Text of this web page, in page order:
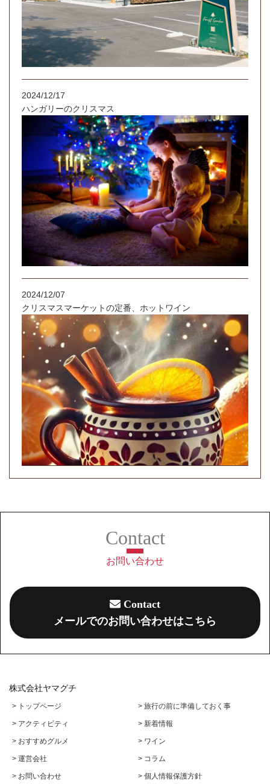
2024/12/17
ハンガリーのクリスマス
2024/12/07
クリスマスマーケットの定番、ホットワイン
お問い合わせ
Contact
メールでのお問い合わせはこちら
株式会社ヤマグチ
> トップページ > 旅行の前に準備しておく事
> アクティビティ > 新着情報
> おすすめグルメ > ワイン
> 運営会社 > コラム
> お問い合わせ > 個人情報保護方針